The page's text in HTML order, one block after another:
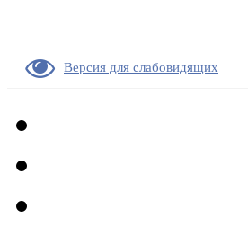
Версия для слабовидящих